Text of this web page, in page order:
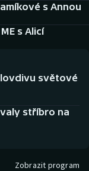
s Annou
s Alicí
světové
stříbro na
Zobrazit program